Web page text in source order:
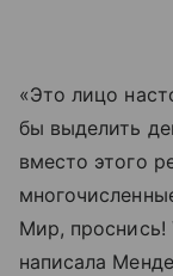
«Это лицо
бы выделить
вместо этого
Мир,
написала